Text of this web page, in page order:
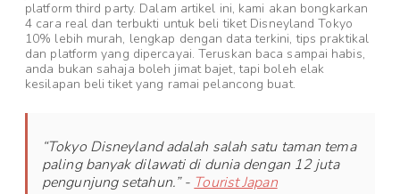
platform third party. Dalam artikel ini, kami akan bongkarkan
4 cara real dan terbukti untuk beli tiket Disneyland Tokyo
10% lebih murah, lengkap dengan data terkini, tips praktikal
dan platform yang dipercayai. Teruskan baca sampai habis,
anda bukan sahaja boleh jimat bajet, tapi boleh elak
kesilapan beli tiket yang ramai pelancong buat.
“Tokyo Disneyland adalah salah satu taman tema
paling banyak dilawati di dunia dengan 12 juta
pengunjung setahun.” - Tourist Japan